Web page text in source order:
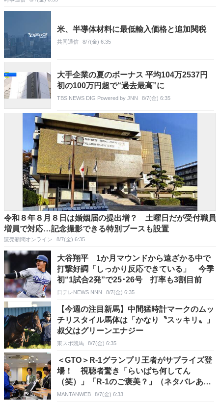
米、半導体材料に最低輸入価格と追加関税
共同通信 8/7(金) 6:35
大手企業の夏のボーナス 平均104万2537円
初の100万円超で“過去最高”に
TBS NEWS DIG Powered by JNN 8/7(金) 6:35
令和８年８月８日は婚姻届の提出増？ 土曜日だが受付職員
増員で対応…記念撮影できる特別ブースも設置
読売新聞オンライン 8/7(金) 6:35
大谷翔平 1か月マウンドから遠ざかる中で
打撃好調「しっかり反応できている」 今季
初“1試合2発”で25･26号 打率も3割目前
日テレNEWS NNN 8/7(金) 6:35
【今週の注目新馬】中間猛時計マークのムッ
チリスタイル馬体は「かなり〝スッキリ〟」
叔父はグリーンエナジー
東スポ競馬 8/7(金) 6:35
＜GTO＞R-1グランプリ王者がサプライズ登
場！ 視聴者驚き「らいぱち何してん
（笑）」「R-1のご褒美？」（ネタバレあ
り）
MANTANWEB 8/7(金) 6:33